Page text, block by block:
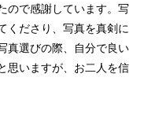
ので感謝しています。写
くださり、写真を真剣に
真選びの際、自分で良い
思いますが、お二人を信